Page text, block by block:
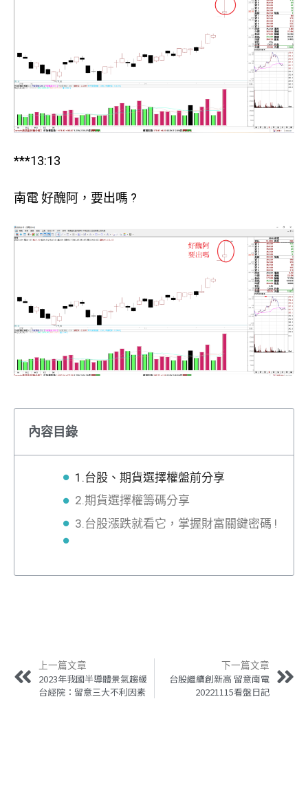
***13:13
南電 好醜阿，要出嗎 ?
內容目錄
1.台股、期貨選擇權盤前分享
2.期貨選擇權籌碼分享
3.台股漲跌就看它，掌握財富關鍵密碼 !
上一篇文章
2023年我國半導體景氣趨緩
台經院：留意三大不利因素
下一篇文章
台股繼續創新高 留意南電
20221115看盤日記